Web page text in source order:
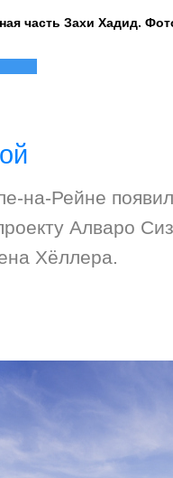
часть Захи Хадид.
на-Рейне
Алваро
Хёллера.